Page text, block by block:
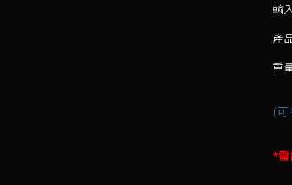
輸
產
重
(
*需